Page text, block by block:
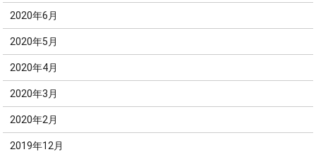
2020年6月
2020年5月
2020年4月
2020年3月
2020年2月
2019年12月